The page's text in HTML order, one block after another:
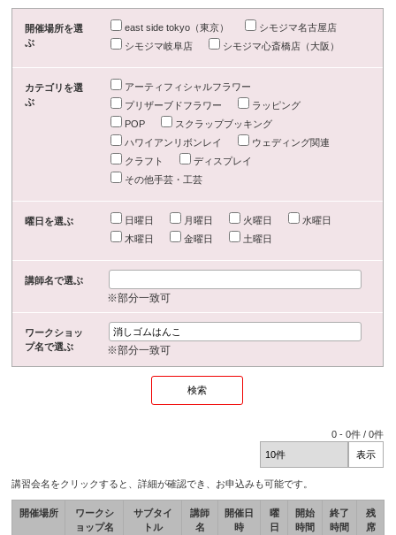
開催場所を選
ぶ
east side tokyo（東京）
シモジマ名古屋店
シモジマ岐阜店
シモジマ心斎橋店（大阪）
カテゴリを選
ぶ
アーティフィシャルフラワー
プリザーブドフラワー
ラッピング
POP
スクラップブッキング
ハワイアンリボンレイ
ウェディング関連
クラフト
ディスプレイ
その他手芸・工芸
曜日を選ぶ 日曜日 月曜日 火曜日
水曜日
木曜日
金曜日 土曜日
講師名で選ぶ
※部分一致可
ワークショッ
プ名で選ぶ
※部分一致可
0 -0件 /0件
講習会名をクリックすると、詳細が確認でき、お申込みも可能です。
開催場所
ワークシ
ョップ名
サブタイ
トル
講師
名
開催日
時
曜
日
開始
時間
終了
時間
残
席